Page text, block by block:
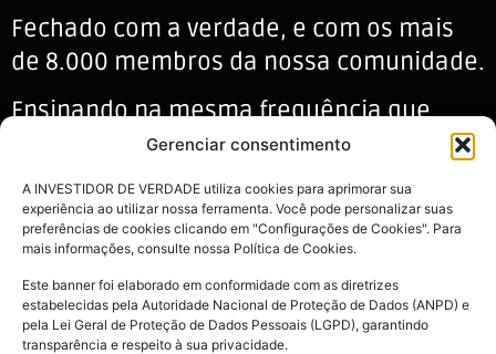
Gerenciar consentimento
A INVESTIDOR DE VERDADE utiliza cookies para aprimorar sua
experiência ao utilizar nossa ferramenta. Você pode personalizar suas
preferências de cookies clicando em "Configurações de Cookies". Para
mais informações, consulte nossa Política de Cookies.
Este banner foi elaborado em conformidade com as diretrizes
estabelecidas pela Autoridade Nacional de Proteção de Dados (ANPD) e
pela Lei Geral de Proteção de Dados Pessoais (LGPD), garantindo
transparência e respeito à sua privacidade.
Fechado com a verdade, e com os mais
de 8.000 membros da nossa comunidade.
Ensinando na mesma frequência que
aplica, sem nunca esquecer os erros do
caminho, e buscando entregar o máximo
de valor para você a cada “Fala meus
caros”.
ESTE SITE NÃO É do FACEBOOK: Este site não faz parte do site do Facebook ou do
Facebook Inc. Além disso, este site NÃO é endossado pelo Facebook de nenhuma